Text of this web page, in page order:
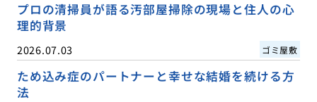
プロの清掃員が語る汚部屋掃除の現場と住人の心
理的背景
2026.07.03 ゴミ屋敷
ため込み症のパートナーと幸せな結婚を続ける方
法